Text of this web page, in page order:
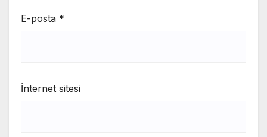
E-posta *
İnternet sitesi